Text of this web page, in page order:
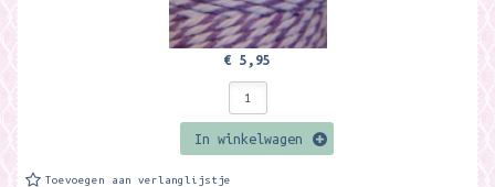
€ 5,95
In winkelwagen
Toevoegen aan verlanglijstje